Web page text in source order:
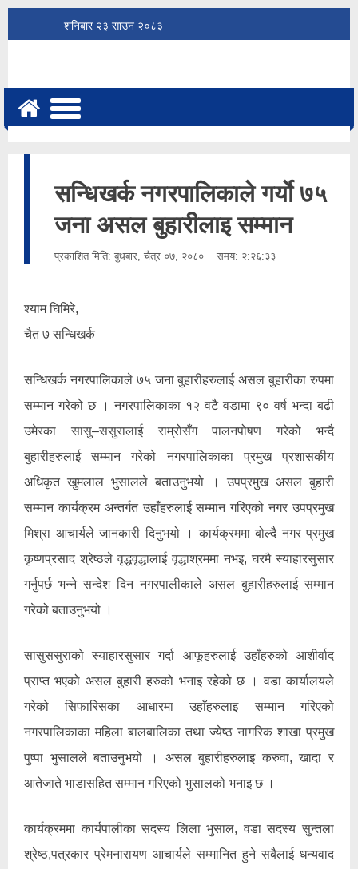
शनिबार २३ साउन २०८३
सन्धिखर्क नगरपालिकाले गर्याे ७५
जना असल बुहारीलाइ सम्मान
प्रकाशित मिति: बुधबार, चैत्र ०७, २०८० समय: २:२६:३३
श्याम घिमिरे,
चैत ७ सन्धिखर्क
सन्धिखर्क नगरपालिकाले ७५ जना बुहारीहरुलाई असल बुहारीका रुपमा
सम्मान गरेको छ । नगरपालिकाका १२ वटै वडामा ९० वर्ष भन्दा बढी
उमेरका सासु–ससुरालाई राम्रोसँग पालनपोषण गरेको भन्दै
बुहारीहरुलाई सम्मान गरेको नगरपालिकाका प्रमुख प्रशासकीय
अधिकृत खुमलाल भुसालले बताउनुभयो । उपप्रमुख असल बुहारी
सम्मान कार्यक्रम अन्तर्गत उहाँहरुलाई सम्मान गरिएको नगर उपप्रमुख
मिश्रा आचार्यले जानकारी दिनुभयो । कार्यक्रममा बोल्दै नगर प्रमुख
कृष्णप्रसाद श्रेष्ठले वृद्धवृद्धालाई वृद्धाश्रममा नभइ, घरमै स्याहारसुसार
गर्नुपर्छ भन्ने सन्देश दिन नगरपालीकाले असल बुहारीहरुलाई सम्मान
गरेको बताउनुभयो ।
सासुससुराको स्याहारसुसार गर्दा आफूहरुलाई उहाँहरुको आशीर्वाद
प्राप्त भएको असल बुहारी हरुको भनाइ रहेको छ । वडा कार्यालयले
गरेको सिफारिसका आधारमा उहाँहरुलाइ सम्मान गरिएको
नगरपालिकाका महिला बालबालिका तथा ज्येष्ठ नागरिक शाखा प्रमुख
पुष्पा भुसालले बताउनुभयो । असल बुहारीहरुलाइ करुवा, खादा र
आतेजाते भाडासहित सम्मान गरिएको भुसालको भनाइ छ ।
कार्यक्रममा कार्यपालीका सदस्य लिला भुसाल, वडा सदस्य सुन्तला
श्रेष्ठ,पत्रकार प्रेमनारायण आचार्यले सम्मानित हुने सबैलाई धन्यवाद